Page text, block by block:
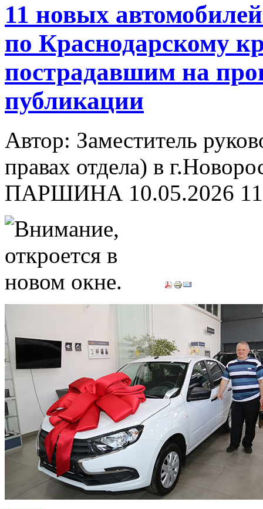
11 новых
по Краснодарскому
пострадавшим на
публикации
Автор: Заместитель
правах отдела) в
ПАРШИНА 10.05.2026